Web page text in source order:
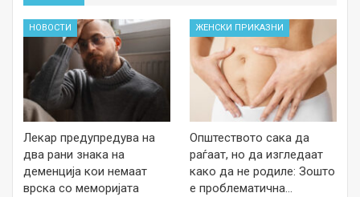
НОВОСТИ
Лекар предупредува на
два рани знака на
деменција кои немаат
врска со меморијата
ЖЕНСКИ ПРИКАЗНИ
Општеството сака да
раѓаат, но да изгледаат
како да не родиле: Зошто
е проблематична…